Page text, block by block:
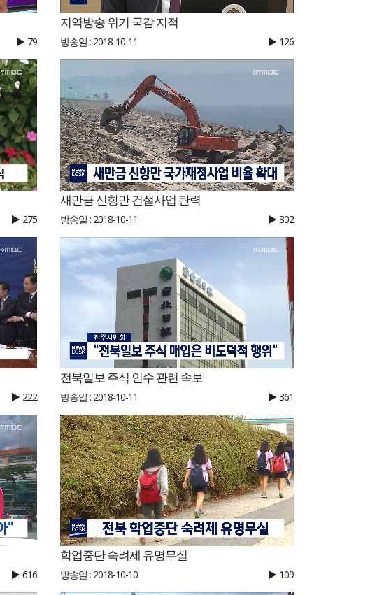
79
지역방송 위기 국감 지적
방송일 : 2018-10-11 126
275
새만금 신항만 건설사업 탄력
방송일 : 2018-10-11 302
222
전북일보 주식 인수 관련 속보
방송일 : 2018-10-11 361
616
학업중단 숙려제 유명무실
방송일 : 2018-10-10 109